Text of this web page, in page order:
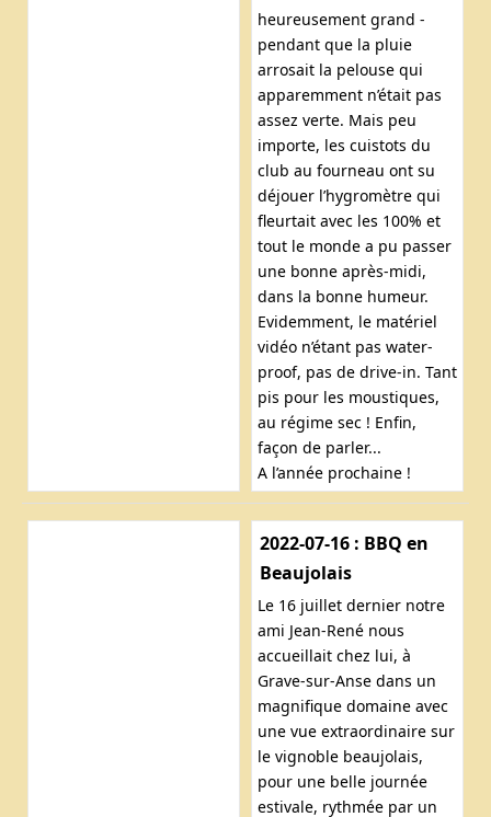
heureusement grand -
pendant que la pluie
arrosait la pelouse qui
apparemment n’était pas
assez verte. Mais peu
importe, les cuistots du
club au fourneau ont su
déjouer l’hygromètre qui
fleurtait avec les 100% et
tout le monde a pu passer
une bonne après-midi,
dans la bonne humeur.
Evidemment, le matériel
vidéo n’étant pas water-
proof, pas de drive-in. Tant
pis pour les moustiques,
au régime sec ! Enfin,
façon de parler...
A l’année prochaine !
2022-07-16 : BBQ en
Beaujolais
Le 16 juillet dernier notre
ami Jean-René nous
accueillait chez lui, à
Grave-sur-Anse dans un
magnifique domaine avec
une vue extraordinaire sur
le vignoble beaujolais,
pour une belle journée
estivale, rythmée par un